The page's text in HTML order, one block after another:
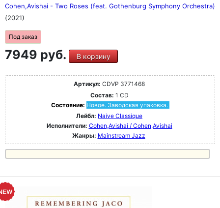
Cohen,Avishai - Two Roses (feat. Gothenburg Symphony Orchestra)
(2021)
Под заказ
7949 руб. В корзину
Артикул: CDVP 3771468
Состав: 1 CD
Состояние: Новое. Заводская упаковка.
Лейбл: Naive Classique
Исполнители: Cohen,Avishai / Cohen,Avishai
Жанры: Mainstream Jazz